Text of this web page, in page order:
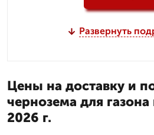
Развернуть
Цены на доставку и
чернозема для газона
2026 г.